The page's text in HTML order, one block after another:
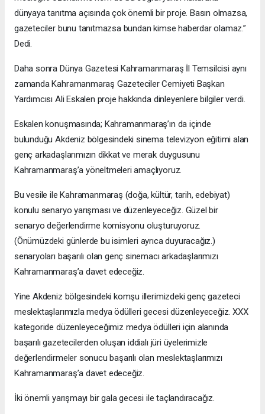
dünyaya tanıtma açısında çok önemli bir proje. Basın olmazsa,
gazeteciler bunu tanıtmazsa bundan kimse haberdar olamaz.”
Dedi.
Daha sonra Dünya Gazetesi Kahramanmaraş İl Temsilcisi aynı
zamanda Kahramanmaraş Gazeteciler Cemiyeti Başkan
Yardımcısı Ali Eskalen proje hakkında dinleyenlere bilgiler verdi.
Eskalen konuşmasında; Kahramanmaraş’ın da içinde
bulunduğu Akdeniz bölgesindeki sinema televizyon eğitimi alan
genç arkadaşlarımızın dikkat ve merak duygusunu
Kahramanmaraş’a yöneltmeleri amaçlıyoruz.
Bu vesile ile Kahramanmaraş (doğa, kültür, tarih, edebiyat)
konulu senaryo yarışması ve düzenleyeceğiz. Güzel bir
senaryo değerlendirme komisyonu oluşturuyoruz.
(Önümüzdeki günlerde bu isimleri ayrıca duyuracağız.)
senaryoları başarılı olan genç sinemacı arkadaşlarımızı
Kahramanmaraş’a davet edeceğiz.
Yine Akdeniz bölgesindeki komşu illerimizdeki genç gazeteci
meslektaşlarımızla medya ödülleri gecesi düzenleyeceğiz. XXX
kategoride düzenleyeceğimiz medya ödülleri için alanında
başarılı gazetecilerden oluşan iddialı jüri üyelerimizle
değerlendirmeler sonucu başarılı olan meslektaşlarımızı
Kahramanmaraş’a davet edeceğiz.
İki önemli yarışmayı bir gala gecesi ile taçlandıracağız.